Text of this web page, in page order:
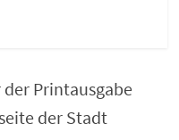
Printausgabe
der Stadt